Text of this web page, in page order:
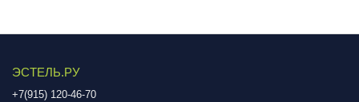
ЭСТЕЛЬ.РУ
+7(915) 120-46-70